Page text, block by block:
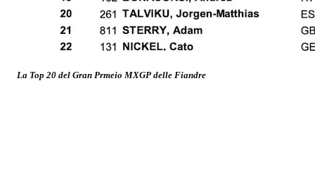
La Top 20 del Gran Prmeio MXGP delle Fiandre